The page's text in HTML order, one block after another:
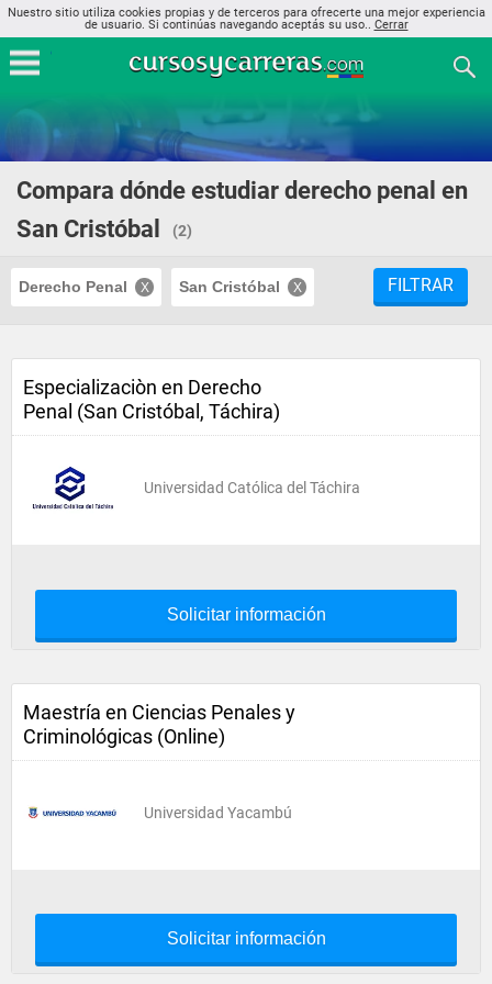
Nuestro sitio utiliza cookies propias y de terceros para ofrecerte una mejor experiencia
de usuario. Si continúas navegando aceptás su uso.. Cerrar
Compara dónde estudiar derecho penal en
San Cristóbal
(2)
Derecho Penal San Cristóbal FILTRAR
Especializaciòn en Derecho
Penal (San Cristóbal, Táchira)
Universidad Católica del Táchira
Solicitar información
Maestría en Ciencias Penales y
Criminológicas (Online)
Universidad Yacambú
Solicitar información